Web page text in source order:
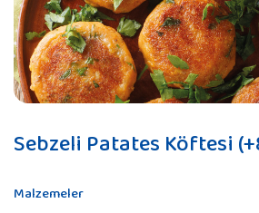
Sebzeli Patates Köftesi
Malzemeler